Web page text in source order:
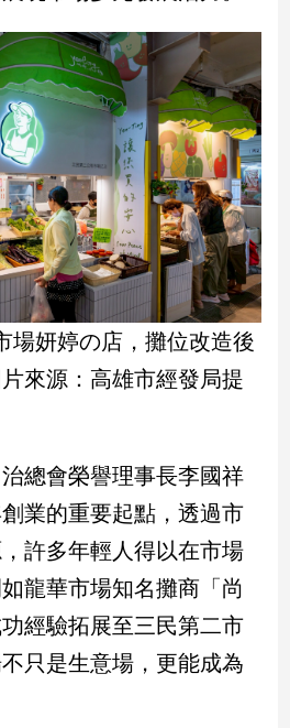
場妍婷の店，攤位改造後
來源：高雄市經發局提
總會榮譽理事長李國祥
業的重要起點，透過市
許多年輕人得以在市場
龍華市場知名攤商「尚
經驗拓展至三民第二市
只是生意場，更能成為